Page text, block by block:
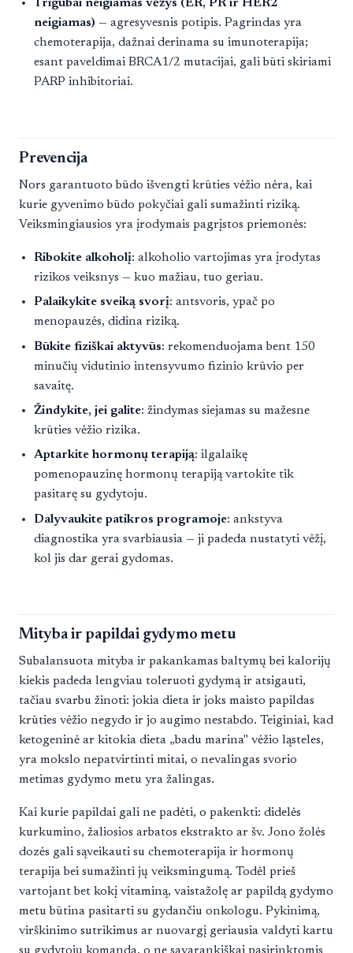
Trigubai neigiamas vėžys (ER, PR ir HER2
neigiamas) — agresyvesnis potipis. Pagrindas yra
chemoterapija, dažnai derinama su imunoterapija;
esant paveldimai BRCA1/2 mutacijai, gali būti skiriami
PARP inhibitoriai.
Prevencija
Nors garantuoto būdo išvengti krūties vėžio nėra, kai
kurie gyvenimo būdo pokyčiai gali sumažinti riziką.
Veiksmingiausios yra įrodymais pagrįstos priemonės:
Ribokite alkoholį: alkoholio vartojimas yra įrodytas
rizikos veiksnys — kuo mažiau, tuo geriau.
Palaikykite sveiką svorį: antsvoris, ypač po
menopauzės, didina riziką.
Būkite fiziškai aktyvūs: rekomenduojama bent 150
minučių vidutinio intensyvumo fizinio krūvio per
savaitę.
Žindykite, jei galite: žindymas siejamas su mažesne
krūties vėžio rizika.
Aptarkite hormonų terapiją: ilgalaikę
pomenopauzinę hormonų terapiją vartokite tik
pasitarę su gydytoju.
Dalyvaukite patikros programoje: ankstyva
diagnostika yra svarbiausia — ji padeda nustatyti vėžį,
kol jis dar gerai gydomas.
Mityba ir papildai gydymo metu
Subalansuota mityba ir pakankamas baltymų bei kalorijų
kiekis padeda lengviau toleruoti gydymą ir atsigauti,
tačiau svarbu žinoti: jokia dieta ir joks maisto papildas
krūties vėžio negydo ir jo augimo nestabdo. Teiginiai, kad
ketogeninė ar kitokia dieta „badu marina" vėžio ląsteles,
yra mokslo nepatvirtinti mitai, o nevalingas svorio
metimas gydymo metu yra žalingas.
Kai kurie papildai gali ne padėti, o pakenkti: didelės
kurkumino, žaliosios arbatos ekstrakto ar šv. Jono žolės
dozės gali sąveikauti su chemoterapija ir hormonų
terapija bei sumažinti jų veiksmingumą. Todėl prieš
vartojant bet kokį vitaminą, vaistažolę ar papildą gydymo
metu būtina pasitarti su gydančiu onkologu. Pykinimą,
virškinimo sutrikimus ar nuovargį geriausia valdyti kartu